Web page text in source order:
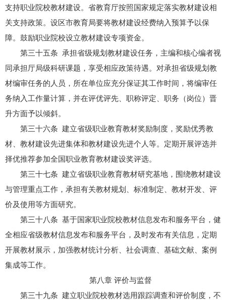
支持职业院校教材建设。省教育厅按照国家规定落实教材建设相
关支持政策。设区市教育局要将教材建设经费纳入预算予以保
障。鼓励职业院校设立教材建设专项资金。
第三十五条 承担省级规划教材建设任务，主编和核心编者视
同承担厅局级科研课题，享受相应政策待遇。对承担省级规划教
材编审任务的人员，所在单位应充分保证其工作时间，将编审任
务纳入工作量计算，并在评优评先、职称评定、职务（岗位）晋
升方面予以倾斜。
第三十六条 建立省级职业教育教材奖励制度，奖励优秀教
材、教材建设先进集体和教材建设先进个人等。定期开展评选并
择优推荐参加全国职业教育教材建设奖评选。
第三十七条 建立省级职业教育教材研究基地，围绕教材建设
与管理重点工作，承担有关教材规划、标准制定、教材开发、评
价及使用等方面研究。
第三十八条 基于国家职业院校教材信息发布和服务平台，健
全相应省级教材信息发布和服务平台，及时发布有关信息，定期
开展教材展示，加强教材统计分析、社会调查、基础文献、案例
集成等工作。
第八章 评价与监督
第三十九条 建立职业院校教材选用跟踪调查和评价制度，不